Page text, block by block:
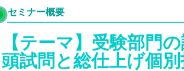
セミナー概要
【テーマ】受験部門
頭試問と総仕上げ個